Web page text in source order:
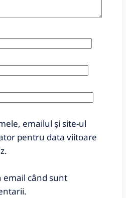
emailul și site-ul
pentru data viitoare
email când sunt